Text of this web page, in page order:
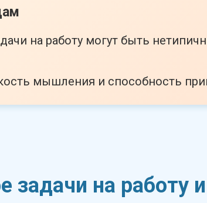
на работу могут быть
мышления и способность
задачи на работу